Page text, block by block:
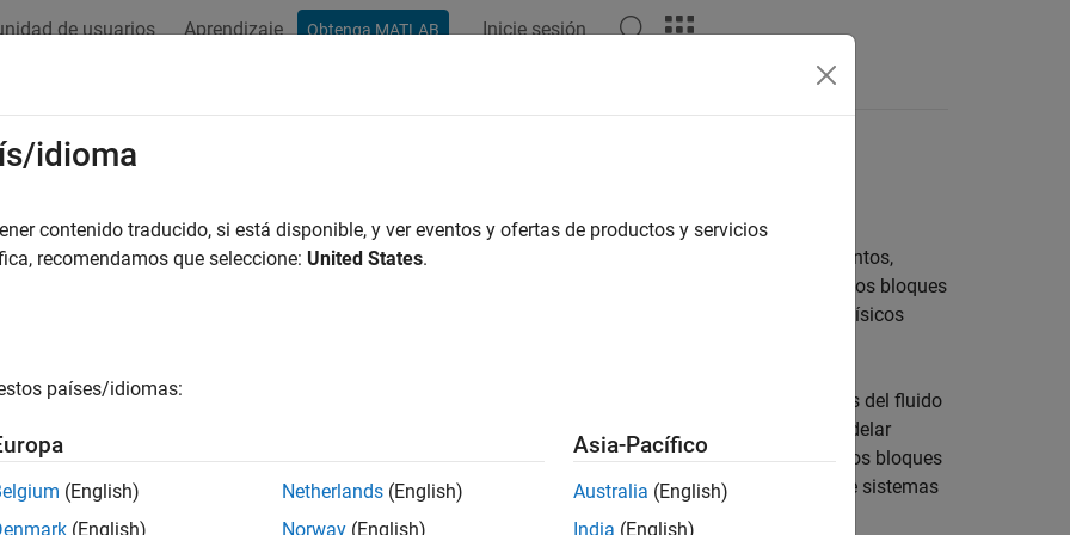
de usuarios Aprendizaje Obtenga MATLAB Inicie sesión
Respuestas
de líquido térmico
de líquido térmico básicos y técnicas de modelado
Thermal Liquid contienen bloques para el dominio de líquidos térmicos, ordenados por elementos,
y sensores. Conecte estos bloques del mismo modo en que se ensambla un sistema físico. Utilice estos bloques
los bloques de otras bibliotecas Foundation y productos complementarios para modelar sistemas físicos
Utilities contiene el bloque
, que permite especificar las propiedades del fluido
en el bucle conectado al líquido térmico. Se presupone que el fluido de trabajo es líquido. Para modelar
en sistemas en los que el fluido de trabajo es en parte líquido y en parte gas, utilice los bloques
Two-Phase Fluid. Para ver una lista completa de dominios disponibles para el modelado de sistemas
consulte
Fluid System Modeling
idioma
contenido traducido, si está disponible, y ver eventos y ofertas de productos y servicios
recomendamos que seleccione: United States.
países/idiomas:
(English)
(English)
Netherlands (English)
Norway (English)
Asia-Pacífico
Australia (English)
India (English)